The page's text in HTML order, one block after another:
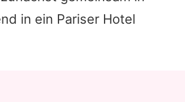
in ein Pariser Hotel